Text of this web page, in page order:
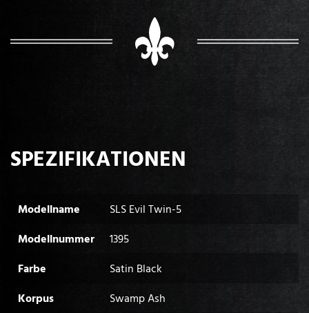
SPEZIFIKATIONEN
Modellname
SLS Evil Twin-5
Modellnummer
1395
Farbe
Satin Black
Korpus
Swamp Ash